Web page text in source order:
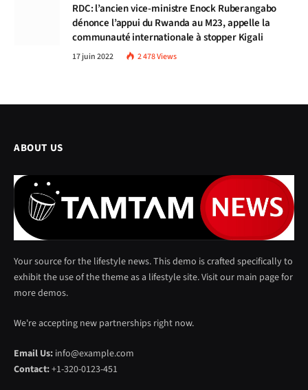
RDC: l’ancien vice-ministre Enock Ruberangabo
dénonce l’appui du Rwanda au M23, appelle la
communauté internationale à stopper Kigali
17 juin 2022 2 478Views
ABOUT US
Your source for the lifestyle news. This demo is crafted specifically to
exhibit the use of the theme as a lifestyle site. Visit our main page for
more demos.
We're accepting new partnerships right now.
Email Us: info@example.com
Contact:+1-320-0123-451